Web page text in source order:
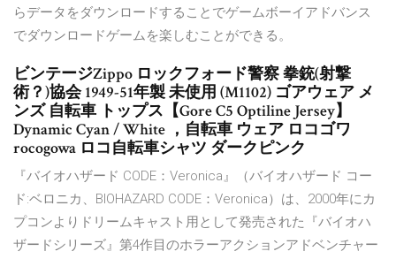
らデータをダウンロードすることでゲームボーイアドバンス
でダウンロードゲームを楽しむことができる。
ビンテージZippo ロックフォード警察 拳銃(射撃
術？)協会 1949-51年製 未使用 (M1102) ゴアウェア メ
ンズ 自転車 トップス【Gore C5 Optiline Jersey】
Dynamic Cyan / White ，自転車 ウェア ロコゴワ
rocogowa ロコ自転車シャツ ダークピンク
『バイオハザード CODE：Veronica』（バイオハザード コー
ド:ベロニカ、BIOHAZARD CODE：Veronica）は、2000年にカ
プコンよりドリームキャスト用として発売された『バイオハ
ザードシリーズ』第4作目のホラーアクションアドベンチャー